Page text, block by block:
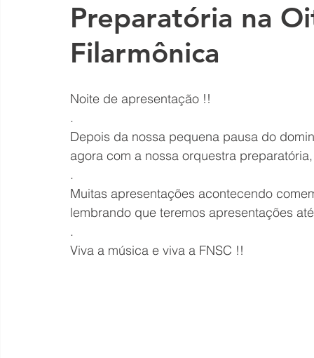
Preparatória na
Filarmônica
Noite de apresentação !!
.
Depois da nossa pequena pausa do
agora com a nossa orquestra
.
Muitas apresentações acontecendo
lembrando que teremos apresentações
.
Viva a música e viva a FNSC !!